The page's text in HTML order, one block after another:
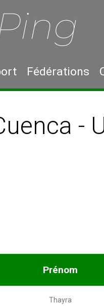
Fédérations
-
Prénom
Thayra